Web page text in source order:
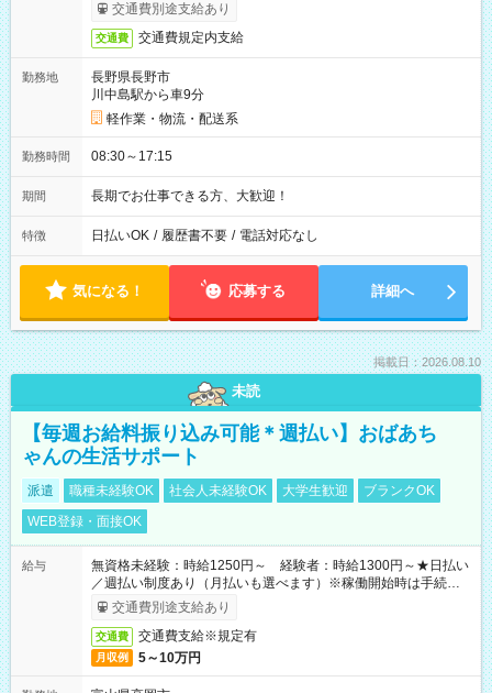
交通費別途支給あり
交通費 交通費規定内支給
勤務地
長野県長野市
川中島駅から車9分
軽作業・物流・配送系
勤務時間 08:30～17:15
期間 長期でお仕事できる方、大歓迎！
特徴 日払いOK / 履歴書不要 / 電話対応なし
気になる！ 応募する 詳細へ
掲載日：2026.08.10
未読
【毎週お給料振り込み可能＊週払い】おばあち
ゃんの生活サポート
派遣 職種未経験OK 社会人未経験OK 大学生歓迎
ブランクOK
WEB登録・面接OK
給与
無資格未経験：時給1250円～ 経験者：時給1300円～★日払い
／週払い制度あり（月払いも選べます）※稼働開始時は手続き完
了次第のお支払いとなります。
交通費別途支給あり
交通費 交通費支給※規定有
月収例 5～10万円